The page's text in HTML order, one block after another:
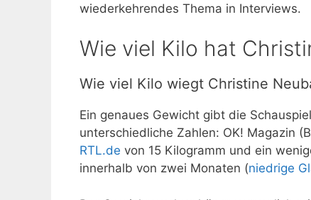
wiederkehrendes Thema in Interviews.
Wie viel Kilo hat
Wie viel Kilo wiegt Christine
Ein genaues Gewicht gibt die
unterschiedliche Zahlen: OK! Magazin
RTL.de von 15 Kilogramm und ein
innerhalb von zwei Monaten (niedrige